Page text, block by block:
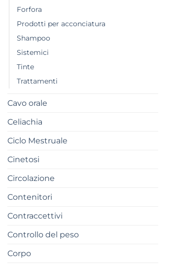
Forfora
Prodotti per acconciatura
Shampoo
Sistemici
Tinte
Trattamenti
Cavo orale
Celiachia
Ciclo Mestruale
Cinetosi
Circolazione
Contenitori
Contraccettivi
Controllo del peso
Corpo